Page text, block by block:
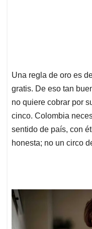
Una regla de oro es
gratis. De eso tan
no quiere cobrar por
cinco. Colombia
sentido de país, con
honesta; no un circo